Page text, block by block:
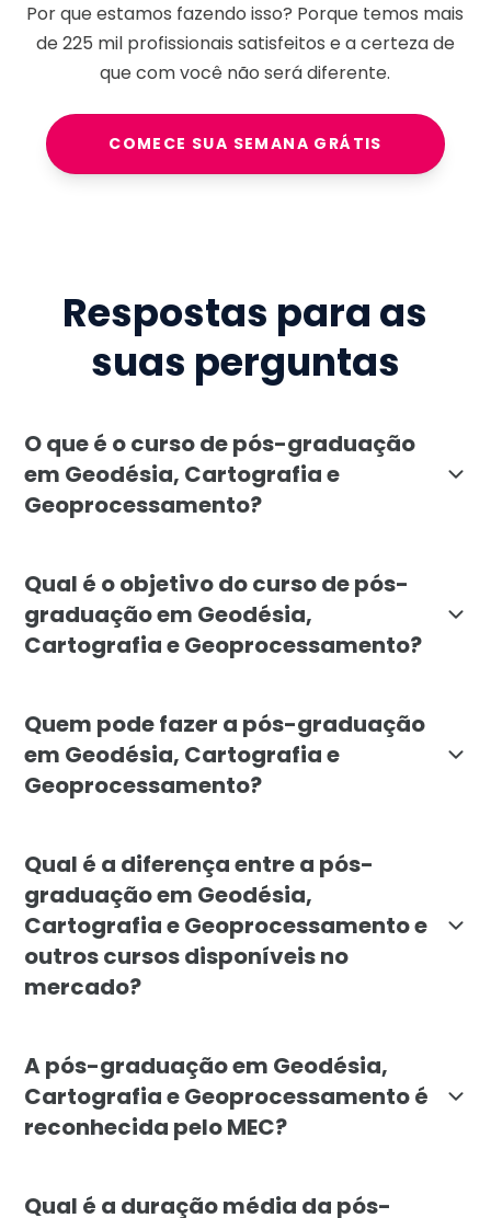
Por que estamos fazendo isso? Porque temos mais
de225 milprofissionais satisfeitos e a certeza de
que com você não será diferente.
COMECE SUA SEMANA GRÁTIS
Respostas para as
suas perguntas
O que é o curso de pós-graduação
em Geodésia, Cartografia e
Geoprocessamento?
Qual é o objetivo do curso de pós-
graduação em Geodésia,
Cartografia e Geoprocessamento?
Quem pode fazer a pós-graduação
em Geodésia, Cartografia e
Geoprocessamento?
Qual é a diferença entre a pós-
graduação em Geodésia,
Cartografia e Geoprocessamento e
outros cursos disponíveis no
mercado?
A pós-graduação em Geodésia,
Cartografia e Geoprocessamento é
reconhecida pelo MEC?
Qual é a duração média da pós-